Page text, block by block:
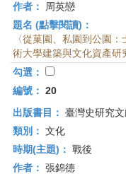
作者：
周英戀
題名 (點擊閱讀)：
〈從菓園、私園到公園
術大學建築與文化資產研
勾選：
編號： 20
出版書目： 臺灣史研究
類別： 文化
時期(主題)： 戰後
作者： 張錦德